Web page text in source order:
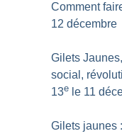
Comment
12 décembre
Gilets
social,
13e le 11
Gilets jaunes